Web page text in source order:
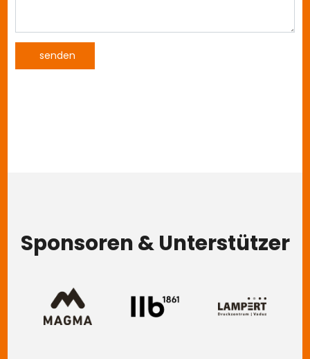
Sponsoren & Unterstützer
Image
Image